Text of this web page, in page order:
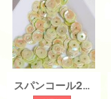
スパンコール2152J 亀甲5mm グリーン 1g